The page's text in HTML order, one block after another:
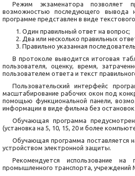
Режим экзаменатора позволяет
возможностью последующего вывода
программе представлен в виде
Один правильный ответ на вопрос;
Два или несколько правильных
Правильно указанная
В протоколе выводится итоговая
пользователя, оценку, время,
пользователем ответа и текст
Пользовательский интерфейс
масштабирование рабочих окон под
помощью функциональной панели,
информации в виде фильма без остановок
Обучающая программа
(установка на 5, 10, 15, 20 и более
Обучающая программа поставляется
устройством электронной защиты.
Рекомендуется использование
промышленного транспорта, учреждений